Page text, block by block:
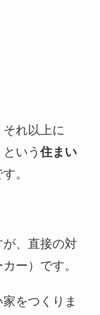
れ以上に
という住まい
。
、直接の対
ー）です。
をつくりま